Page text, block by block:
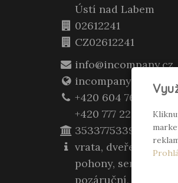
Ústí nad Labem
02612241
CZ02612241
info@incompany.cz
incompany.cz
+420 604 762 400
+420 777 223 957
3533775339/0800
vrata, dveře,
pohony, servis
pozáruční, montáž,